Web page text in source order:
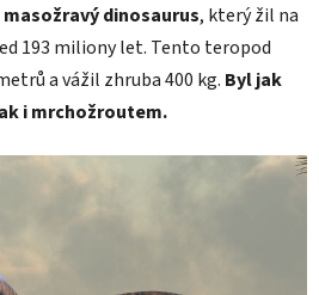
dinosaurus, který žil na
193 miliony let. Tento teropod
a vážil zhruba 400 kg. Byl jak
i mrchožroutem.